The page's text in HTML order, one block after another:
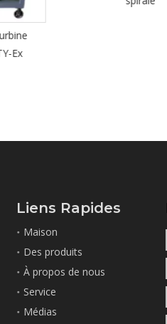
Liens Rapides
Maison
Des produits
À propos de nous
Service
Médias